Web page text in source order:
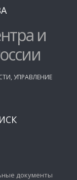
и
, УПРАВЛЕНИЕ
документы